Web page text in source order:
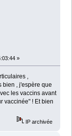
»
,
bien , j'espère que
les vaccins avant
vaccinée" ! Et bien
IP archivée